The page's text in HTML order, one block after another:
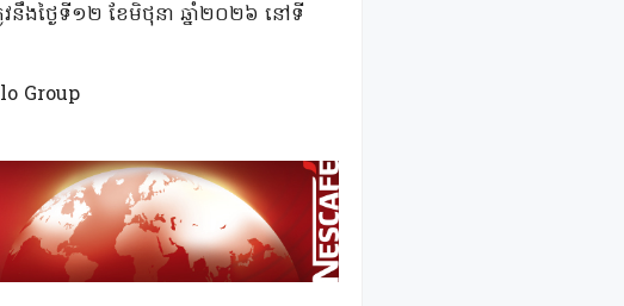
វនឹងថ្ងៃទី១២ ខែមិថុនា ឆ្នាំ២០២៦ នៅទី
Group